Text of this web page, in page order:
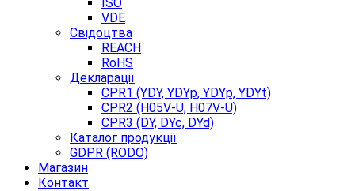
VDE
Свідоцтва
REACH
RoHS
Декларації
CPR1 (YDY, YDYp, YDYp, YDYt)
CPR2 (H05V-U, H07V-U)
CPR3 (DY, DYc, DYd)
Каталог продукції
GDPR (RODO)
Магазин
Контакт